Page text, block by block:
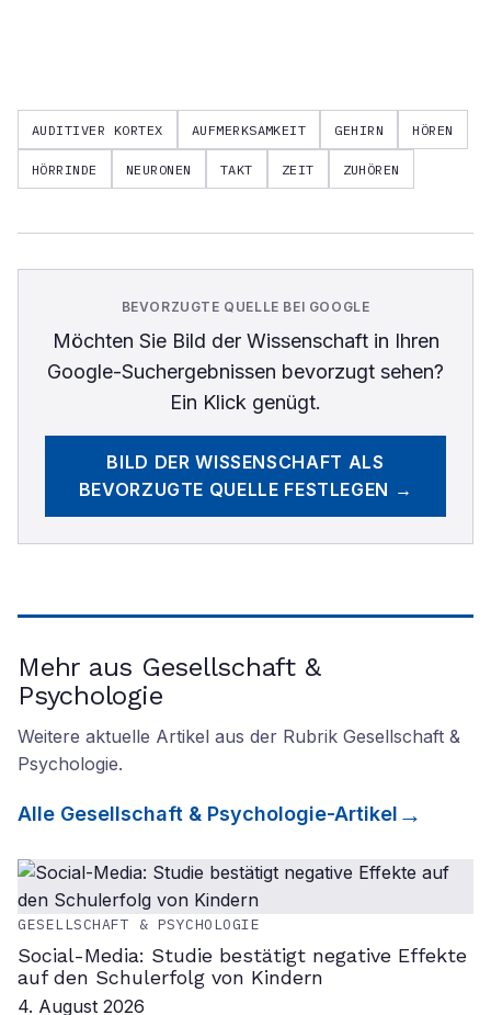
AUDITIVER KORTEX AUFMERKSAMKEIT GEHIRN HÖREN
HÖRRINDE NEURONEN TAKT ZEIT ZUHÖREN
BEVORZUGTE QUELLE BEI GOOGLE
Möchten Sie Bild der Wissenschaftin Ihren
Google-Suchergebnissen bevorzugt sehen?
Ein Klick genügt.
BILD DER WISSENSCHAFT ALS
BEVORZUGTE QUELLE FESTLEGEN →
Mehr aus Gesellschaft &
Psychologie
Weitere aktuelle Artikel aus der Rubrik Gesellschaft &
Psychologie.
Alle Gesellschaft & Psychologie-Artikel
GESELLSCHAFT & PSYCHOLOGIE
Social-Media: Studie bestätigt negative Effekte
auf den Schulerfolg von Kindern
4. August 2026